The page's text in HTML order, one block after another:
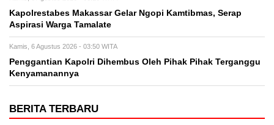
Kapolrestabes Makassar Gelar Ngopi Kamtibmas, Serap
Aspirasi Warga Tamalate
Kamis, 6 Agustus 2026 - 03:50 WITA
Penggantian Kapolri Dihembus Oleh Pihak Pihak Terganggu
Kenyamanannya
BERITA TERBARU